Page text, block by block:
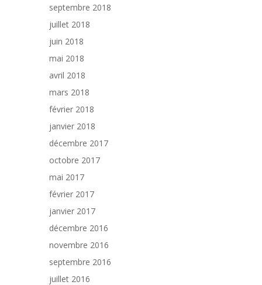
septembre 2018
juillet 2018
juin 2018
mai 2018
avril 2018
mars 2018
février 2018
janvier 2018
décembre 2017
octobre 2017
mai 2017
février 2017
janvier 2017
décembre 2016
novembre 2016
septembre 2016
juillet 2016